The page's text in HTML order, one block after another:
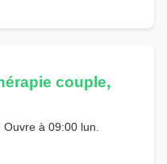
couple,
à 09:00 lun.